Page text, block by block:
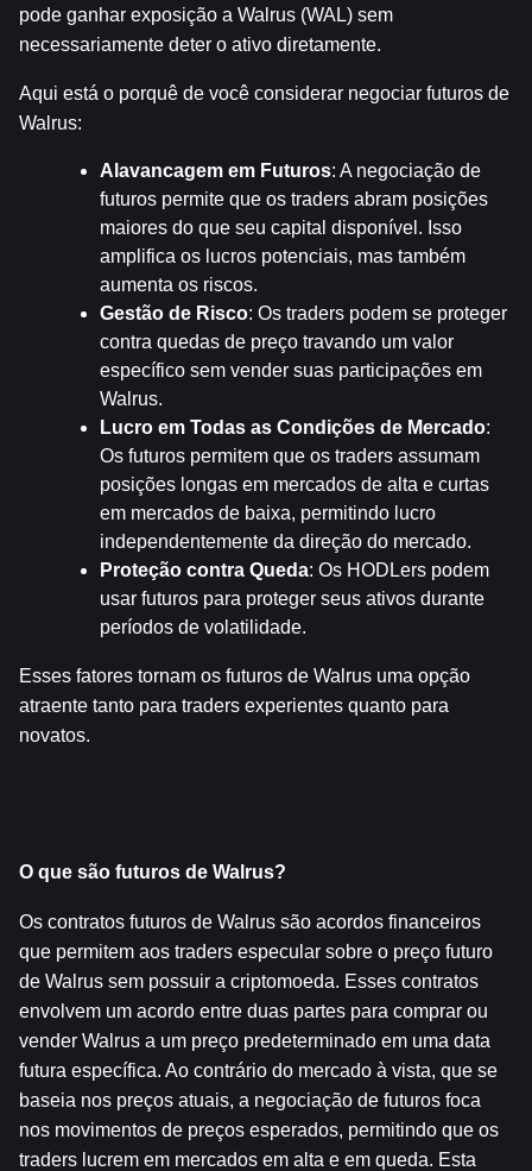
pode ganhar exposição a Walrus (WAL) sem
necessariamente deter o ativo diretamente.
Aqui está o porquê de você considerar negociar futuros de
Walrus:
Alavancagem em Futuros: A negociação de
futuros permite que os traders abram posições
maiores do que seu capital disponível. Isso
amplifica os lucros potenciais, mas também
aumenta os riscos.
Gestão de Risco: Os traders podem se proteger
contra quedas de preço travando um valor
específico sem vender suas participações em
Walrus.
Lucro em Todas as Condições de Mercado:
Os futuros permitem que os traders assumam
posições longas em mercados de alta e curtas
em mercados de baixa, permitindo lucro
independentemente da direção do mercado.
Proteção contra Queda: Os HODLers podem
usar futuros para proteger seus ativos durante
períodos de volatilidade.
Esses fatores tornam os futuros de Walrus uma opção
atraente tanto para traders experientes quanto para
novatos.
O que são futuros de Walrus?
Os contratos futuros de Walrus são acordos financeiros
que permitem aos traders especular sobre o preço futuro
de Walrus sem possuir a criptomoeda. Esses contratos
envolvem um acordo entre duas partes para comprar ou
vender Walrus a um preço predeterminado em uma data
futura específica. Ao contrário do mercado à vista, que se
baseia nos preços atuais, a negociação de futuros foca
nos movimentos de preços esperados, permitindo que os
traders lucrem em mercados em alta e em queda. Esta